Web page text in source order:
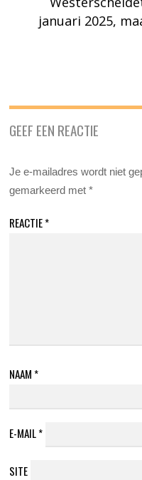
januari 2025,
GEEF EEN REACTIE
Je e-mailadres wordt niet
gemarkeerd met*
REACTIE*
NAAM *
E-MAIL*
SITE